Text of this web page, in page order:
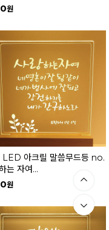
LED 아크릴 말씀무드등 no.
는 자여...